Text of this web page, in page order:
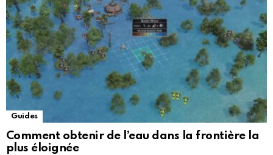
Guides
Comment obtenir de l’eau dans la frontière la
plus éloignée